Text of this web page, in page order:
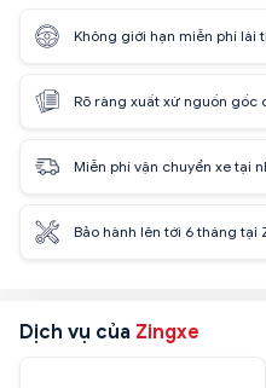
Không giới hạn miễn phí lái
Rõ ràng xuất xứ nguồn gốc
Miễn phí vận chuyển xe tại
Bảo hành lên tới 6 tháng tại
Dịch vụ của Zingxe